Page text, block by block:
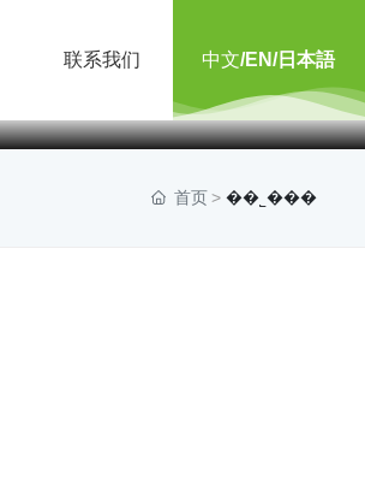
联系我们 中文/EN/日本語
首页 ��˾���